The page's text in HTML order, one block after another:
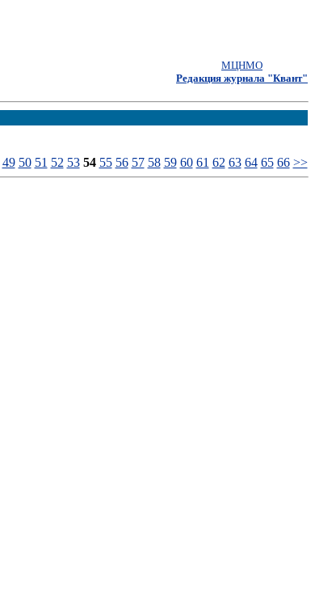
МЦНМО
Редакция журнала "Квант"
49 50 51 52 53 54 55 56 57 58 59 60 61 62 63 64 65 66 >>